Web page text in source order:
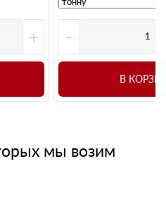
+ -
В
мы возим